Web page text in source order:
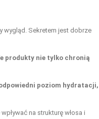
wygląd. Sekretem jest dobrze
produkty nie tylko chronią
poziom hydratacji,
na strukturę włosa i